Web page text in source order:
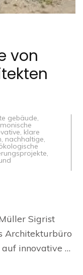
von
gebäude
klare
nachhaltige
Sigrist
Architekturbüro
auf innovative …